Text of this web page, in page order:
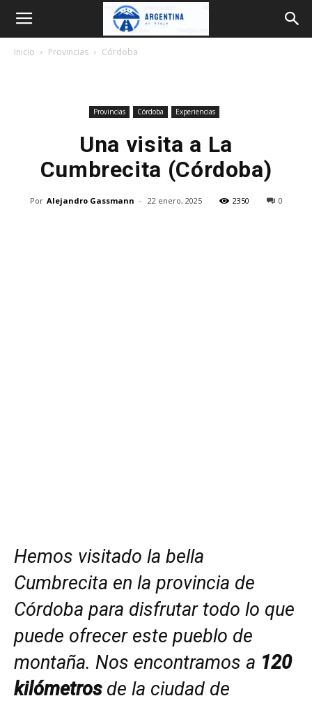
Argentina
Inicio Provincias Córdoba
Provincias Córdoba Experiencias
Una visita a La
Cumbrecita (Córdoba)
Por Alejandro Gassmann - 22 enero, 2025 2350 0
Hemos visitado la bella
Cumbrecita en la provincia de
Córdoba para disfrutar todo lo que
puede ofrecer este pueblo de
montaña. Nos encontramos a 120
kilómetrosde la ciudad de